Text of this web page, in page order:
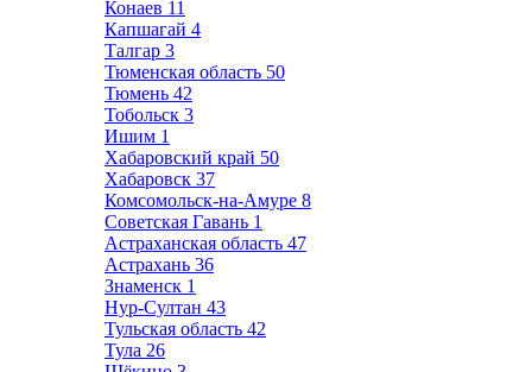
Конаев 11
Капшагай 4
Талгар 3
Тюменская область 50
Тюмень 42
Тобольск 3
Ишим 1
Хабаровский край 50
Хабаровск 37
Комсомольск-на-Амуре 8
Советская Гавань 1
Астраханская область 47
Астрахань 36
Знаменск 1
Нур-Султан 43
Тульская область 42
Тула 26